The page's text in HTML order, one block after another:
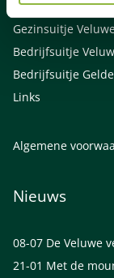
Vrienden uitje
Gezinsuitje Veluwe
Bedrijfsuitje
Bedrijfsuitje
Links
Algemene
Nieuws
08-07 De Veluwe
21-01 Met de